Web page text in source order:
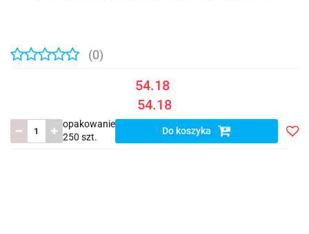
(0)
54.18
54.18
opakowanie
250 szt.
Do koszyka